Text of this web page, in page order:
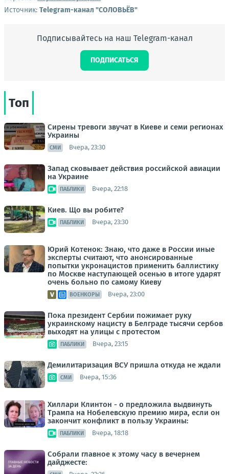
Источник: Telegram-канал "СОЛОВЬЁВ"
Подписывайтесь на наш Telegram-канал
ПОДПИСАТЬСЯ
Топ
Сирены тревоги звучат в Киеве и семи регионах
Украины
СМИ Вчера, 23:30
Запад сковывает действия российской авиации
на Украине
ПАБЛИКИ Вчера, 22:18
Киев. Що вы робите?
ПАБЛИКИ Вчера, 23:30
Юрий Котенок: Знаю, что даже в России иные
эксперты считают, что анонсированные
попытки укронацистов применить баллистику
по Москве наступающей осенью в итоге ударят
очень больно по самому Киеву
ВОЕНКОРЫ Вчера, 23:00
Пока президент Сербии пожимает руку
украинскому нацисту в Белграде тысячи сербов
выходят на улицы с протестом
ПАБЛИКИ Вчера, 23:15
Демилитаризация ВСУ пришла откуда не ждали
СМИ Вчера, 15:36
Хиллари Клинтон - о предложила выдвинуть
Трампа на Нобелевскую премию мира, если он
закончит конфликт в пользу Украины:
ПАБЛИКИ Вчера, 18:18
Собрали главное к этому часу в вечернем
дайджесте: